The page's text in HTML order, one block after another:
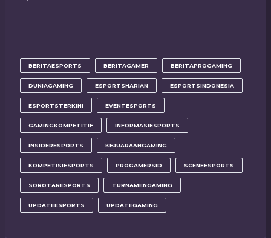
BERITAESPORTS BERITAGAMER BERITAPROGAMING
DUNIAGAMING ESPORTSHARIAN ESPORTSINDONESIA
ESPORTSTERKINI EVENTESPORTS
GAMINGKOMPETITIF INFORMASIESPORTS
INSIDERESPORTS KEJUARAANGAMING
KOMPETISIESPORTS PROGAMERSID SCENEESPORTS
SOROTANESPORTS TURNAMENGAMING
UPDATEESPORTS UPDATEGAMING